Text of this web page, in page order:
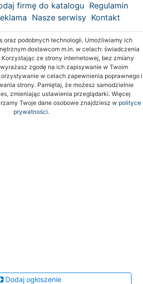
firmę do katalogu Regulamin
Nasze serwisy Kontakt
oraz podobnych technologii. Umożliwiamy ich
dostawcom m.in. w celach: świadczenia
Korzystając ze strony internetowej, bez zmiany
zgodę na ich zapisywanie w Twoim
w celach zapewnienia poprawnego i
strony. Pamiętaj, że możesz samodzielnie
zmieniając ustawienia przeglądarki. Więcej
Twoje dane osobowe znajdziesz w polityce
prywatności.
Dodaj ogłoszenie